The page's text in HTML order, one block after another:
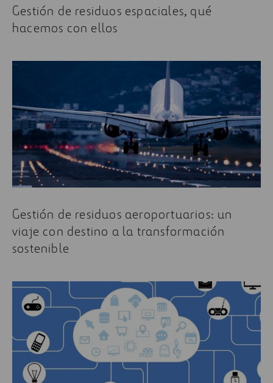
Gestión de residuos espaciales, qué
hacemos con ellos
Gestión de residuos aeroportuarios: un
viaje con destino a la transformación
sostenible